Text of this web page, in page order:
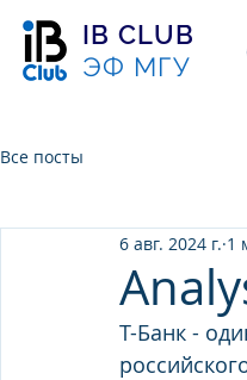
IB CLUB
ЭФ МГУ
Все посты
6 авг. 2024 г. 1
Т-Банк -